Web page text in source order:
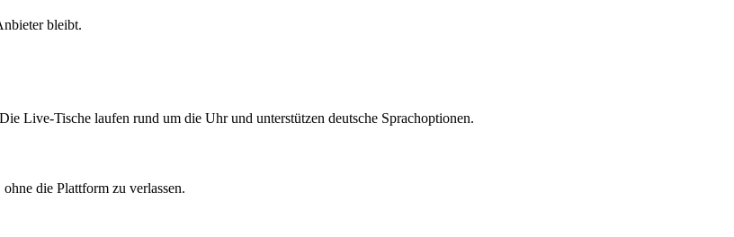
bleibt.
Live‑Tische laufen rund um die Uhr und unterstützen deutsche Sprachoptionen.
die Plattform zu verlassen.